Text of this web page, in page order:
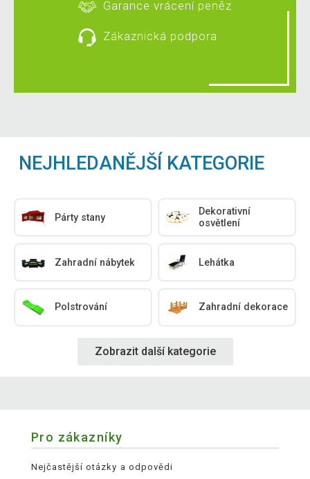
Garance vrácení peněz
Zákaznická podpora
NEJHLEDANĚJŠÍ KATEGORIE
Párty stany
Dekorativní
osvětlení
Zahradní nábytek Lehátka
Polstrování Zahradní dekorace
Zobrazit další kategorie
Pro zákazníky
Nejčastější otázky a odpovědi